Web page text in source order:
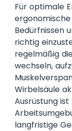
Für optimale
Bedürfnissen
richtig
regelmäßig
wechseln,
Wirbelsäule
Ausrüstung
langfristige